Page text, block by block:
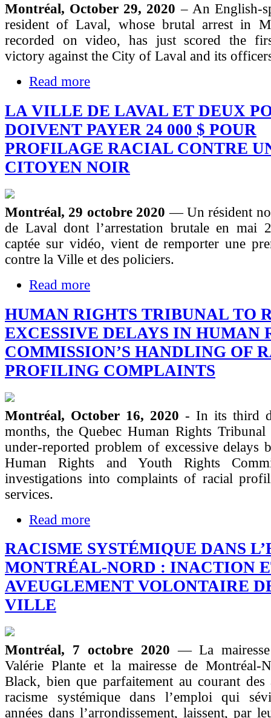
Montréal, October 29, 2020– An English-
resident of Laval, whose brutal arrest in
recorded on video, has just scored the
victory against the City of Laval and its
Read more
LA VILLE DE LAVAL ET DEUX
DOIVENT PAYER 24 000 $ POUR
PROFILAGE RACIAL CONTRE
CITOYEN NOIR
Montréal, 29 octobre 2020— Un résident
de Laval dont l’arrestation brutale en mai
captée sur vidéo, vient de remporter une
contre la Ville et des policiers.
Read more
HUMAN RIGHTS TRIBUNAL TO
EXCESSIVE DELAYS IN HUMAN
COMMISSION’S HANDLING OF
PROFILING COMPLAINTS
Montréal, October 16, 2020 - In its third
months, the Quebec Human Rights Tribunal
under-reported problem of excessive delays
Human Rights and Youth Rights
investigations into complaints of racial
services.
Read more
RACISME SYSTÉMIQUE DANS
MONTRÉAL-NORD : INACTION
AVEUGLEMENT VOLONTAIRE
VILLE
Montréal, 7 octobre 2020— La
Valérie Plante et la mairesse de Montréal-
Black, bien que parfaitement au courant des
racisme systémique dans l’emploi qui
années dans l’arrondissement, laissent, par